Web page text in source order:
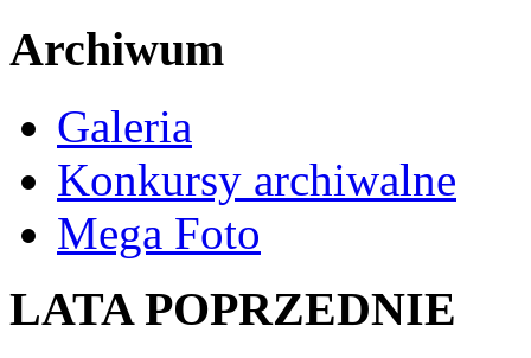
Archiwum
Galeria
Konkursy archiwalne
Mega Foto
LATA POPRZEDNIE